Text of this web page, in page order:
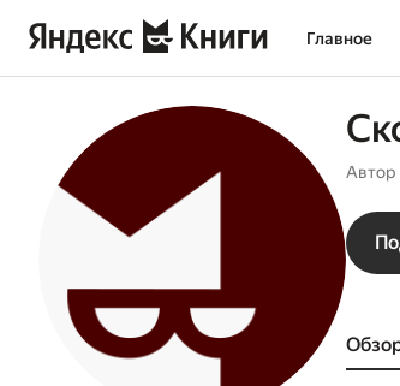
Главное
Автор